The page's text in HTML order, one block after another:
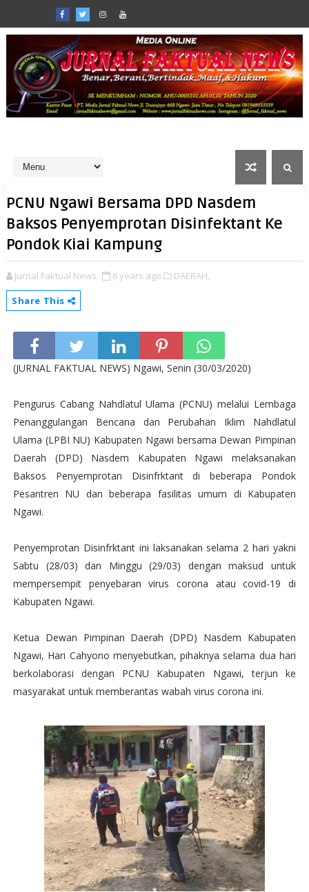
PCNU Ngawi Bersama DPD Nasdem
Baksos Penyemprotan Disinfektant Ke
Pondok Kiai Kampung
Jurnal Faktual News 6 years ago
DAERAH,
Share This
(JURNAL FAKTUAL NEWS) Ngawi, Senin (30/03/2020)
Pengurus Cabang Nahdlatul Ulama (PCNU) melalui Lembaga
Penanggulangan Bencana dan Perubahan Iklim Nahdlatul
Ulama (LPBI NU) Kabupaten Ngawi bersama Dewan Pimpinan
Daerah (DPD) Nasdem Kabupaten Ngawi melaksanakan
Baksos Penyemprotan Disinfrktant di beberapa Pondok
Pesantren NU dan beberapa fasilitas umum di Kabupaten
Ngawi.
Penyemprotan Disinfrktant ini laksanakan selama 2 hari yakni
Sabtu (28/03) dan Minggu (29/03) dengan maksud untuk
mempersempit penyebaran virus corona atau covid-19 di
Kabupaten Ngawi.
Ketua Dewan Pimpinan Daerah (DPD) Nasdem Kabupaten
Ngawi, Hari Cahyono menyebutkan, pihaknya selama dua hari
berkolaborasi dengan PCNU Kabupaten Ngawi, terjun ke
masyarakat untuk memberantas wabah virus corona ini.